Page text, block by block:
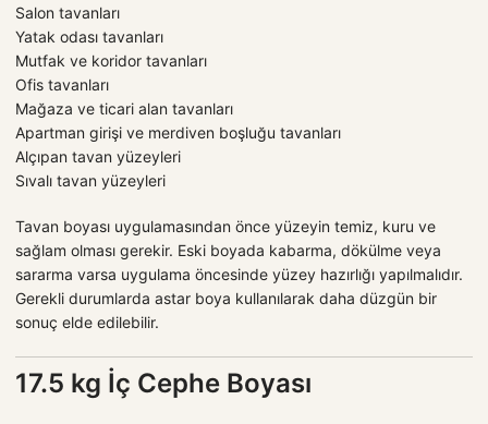
Salon tavanları
Yatak odası tavanları
Mutfak ve koridor tavanları
Ofis tavanları
Mağaza ve ticari alan tavanları
Apartman girişi ve merdiven boşluğu tavanları
Alçıpan tavan yüzeyleri
Sıvalı tavan yüzeyleri
Tavan boyası uygulamasından önce yüzeyin temiz, kuru ve
sağlam olması gerekir. Eski boyada kabarma, dökülme veya
sararma varsa uygulama öncesinde yüzey hazırlığı yapılmalıdır.
Gerekli durumlarda astar boya kullanılarak daha düzgün bir
sonuç elde edilebilir.
17.5 kg İç Cephe Boyası